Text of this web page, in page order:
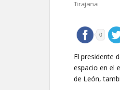
Tirajana
0
El presidente
espacio en el
de León,